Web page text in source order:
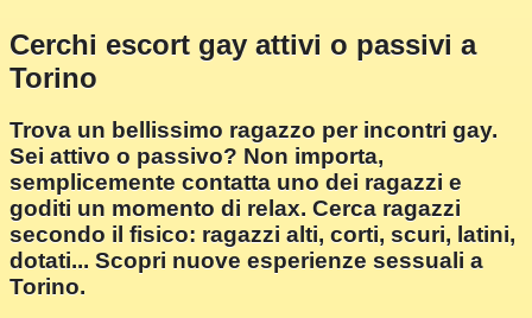
Cerchi escort gay attivi o passivi a
Torino
Trova un bellissimo ragazzo per incontri gay.
Sei attivo o passivo? Non importa,
semplicemente contatta uno dei ragazzi e
goditi un momento di relax. Cerca ragazzi
secondo il fisico: ragazzi alti, corti, scuri, latini,
dotati... Scopri nuove esperienze sessuali a
Torino.